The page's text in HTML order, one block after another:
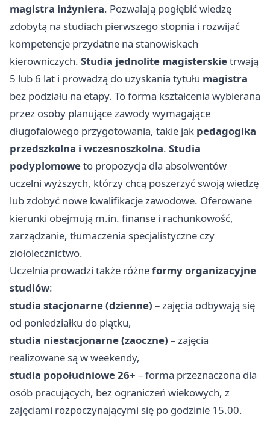
magistra inżyniera. Pozwalają pogłębić wiedzę
zdobytą na studiach pierwszego stopnia i rozwijać
kompetencje przydatne na stanowiskach
kierowniczych. Studia jednolite magisterskietrwają
5 lub 6 lat i prowadzą do uzyskania tytułu magistra
bez podziału na etapy. To forma kształcenia wybierana
przez osoby planujące zawody wymagające
długofalowego przygotowania, takie jak pedagogika
przedszkolna i wczesnoszkolna. Studia
podyplomoweto propozycja dla absolwentów
uczelni wyższych, którzy chcą poszerzyć swoją wiedzę
lub zdobyć nowe kwalifikacje zawodowe. Oferowane
kierunki obejmują m.in. finanse i rachunkowość,
zarządzanie, tłumaczenia specjalistyczne czy
ziołolecznictwo.
Uczelnia prowadzi także różneformy organizacyjne
studiów:
studia stacjonarne (dzienne) – zajęcia odbywają się
od poniedziałku do piątku,
studia niestacjonarne (zaoczne) – zajęcia
realizowane są w weekendy,
studia popołudniowe 26+ – forma przeznaczona dla
osób pracujących, bez ograniczeń wiekowych, z
zajęciami rozpoczynającymi się po godzinie 15.00.